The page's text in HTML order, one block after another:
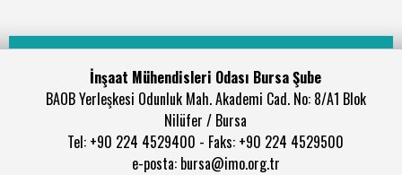
İnşaat Mühendisleri Odası Bursa Şube
BAOB Yerleşkesi Odunluk Mah. Akademi Cad. No: 8/A1 Blok
Nilüfer / Bursa
Tel: +90 224 4529400 - Faks: +90 224 4529500
e-posta: bursa@imo.org.tr